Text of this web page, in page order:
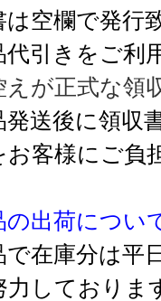
は空欄で発行
代引きをご利
えが正式な領
発送後に領収
お客様にご負
の出荷につい
で在庫分は平
力しておりま